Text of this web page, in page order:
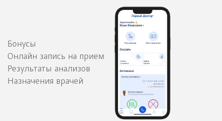
Бонусы
Онлайн запись на прием
Результаты анализов
Назначения врачей